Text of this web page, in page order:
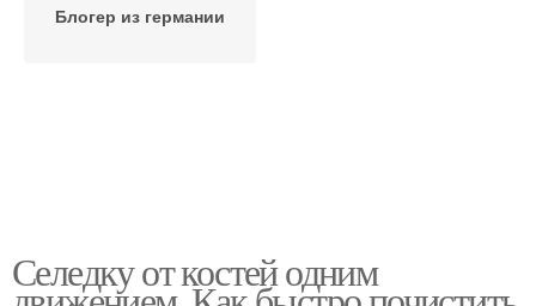
Блогер из германии
Селедку от костей одним